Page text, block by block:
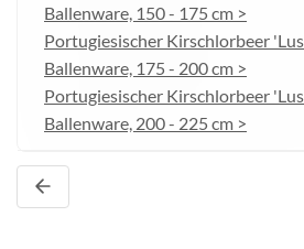
Ballenware, 150 - 175 cm >
Portugiesischer Kirschlorbeer
Ballenware, 175 - 200 cm >
Portugiesischer Kirschlorbeer
Ballenware, 200 - 225 cm >